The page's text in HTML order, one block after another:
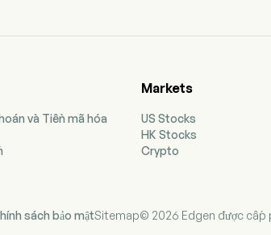
và Tiền mã hóa
Markets
US Stocks
HK Stocks
Crypto
sách bảo mậtSitemap© 2026 Edgen được cấp